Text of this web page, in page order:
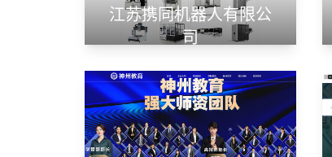
江苏携同机器人有限公
司